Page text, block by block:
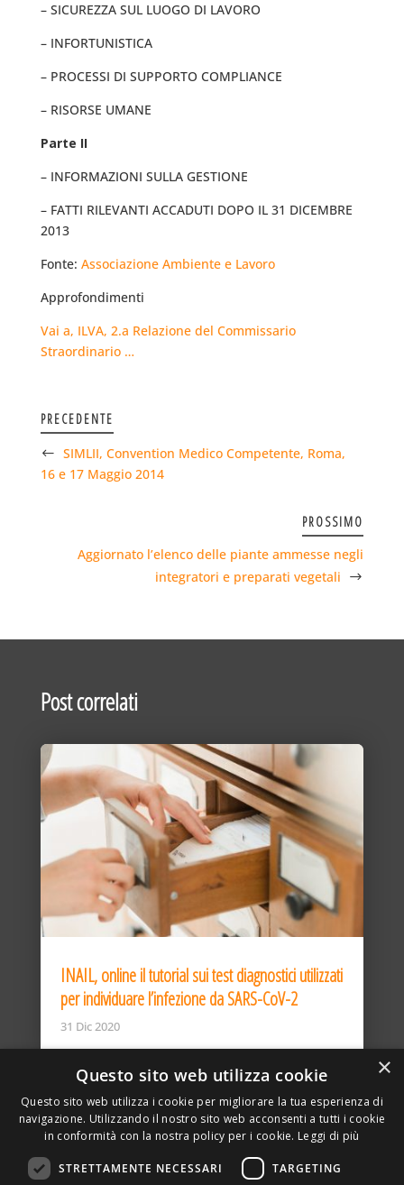
– SICUREZZA SUL LUOGO DI LAVORO
– INFORTUNISTICA
– PROCESSI DI SUPPORTO COMPLIANCE
– RISORSE UMANE
Parte II
– INFORMAZIONI SULLA GESTIONE
– FATTI RILEVANTI ACCADUTI DOPO IL 31 DICEMBRE
2013
Fonte: Associazione Ambiente e Lavoro
Approfondimenti
Vai a, ILVA, 2.a Relazione del Commissario
Straordinario …
PRECEDENTE
SIMLII, Convention Medico Competente, Roma,
16 e 17 Maggio 2014
PROSSIMO
Aggiornato l’elenco delle piante ammesse negli
integratori e preparati vegetali
Post correlati
INAIL, online il tutorial sui test diagnostici utilizzati
per individuare l’infezione da SARS-CoV-2
31 Dic 2020
×
Questo sito web utilizza cookie
Questo sito web utilizza i cookie per migliorare la tua esperienza di
navigazione. Utilizzando il nostro sito web acconsenti a tutti i cookie
in conformità con la nostra policy per i cookie. Leggi di più
STRETTAMENTE NECESSARI TARGETING